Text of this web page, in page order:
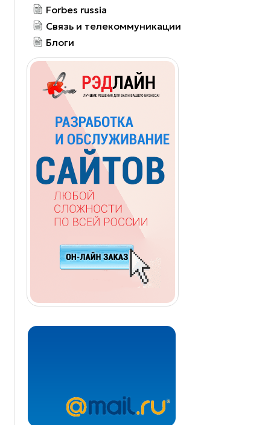
Forbes russia
Связь и телекоммуникации
Блоги